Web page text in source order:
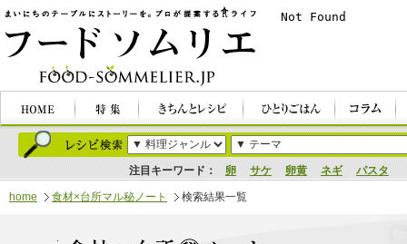
注目キーワード： 卵 サケ 卵黄 ネギ パスタ
home 食材×台所マル秘ノート 検索結果一覧